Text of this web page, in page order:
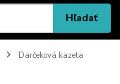
Hľadať
Darčeková kazeta